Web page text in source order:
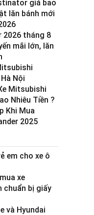
giá bao
lăn bánh mới
2026 tháng 8
mãi lớn, lăn
Nội
Mitsubishi
Nhiêu Tiền ?
Khi Mua
2025
em cho xe ô
xe
chuẩn bị giấy
và Hyundai